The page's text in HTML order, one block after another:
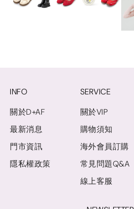
INFO
關於D+AF
最新消息
門市資訊
隱私權政策
SERVICE
關於VIP
購物須知
海外會員訂購
常見問題Q&A
線上客服